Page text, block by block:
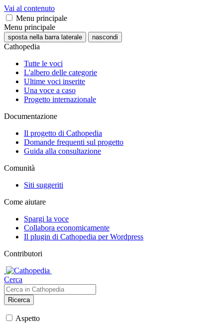
Vai al contenuto
Menu principale
Menu principale
sposta nella barra laterale nascondi
Cathopedia
Tutte le voci
L'albero delle categorie
Ultime voci inserite
Una voce a caso
Progetto internazionale
Documentazione
Il progetto di Cathopedia
Domande frequenti sul progetto
Guida alla consultazione
Comunità
Siti suggeriti
Come aiutare
Spargi la voce
Collabora economicamente
Il plugin di Cathopedia per Wordpress
Contributori
Cerca
Ricerca
Aspetto